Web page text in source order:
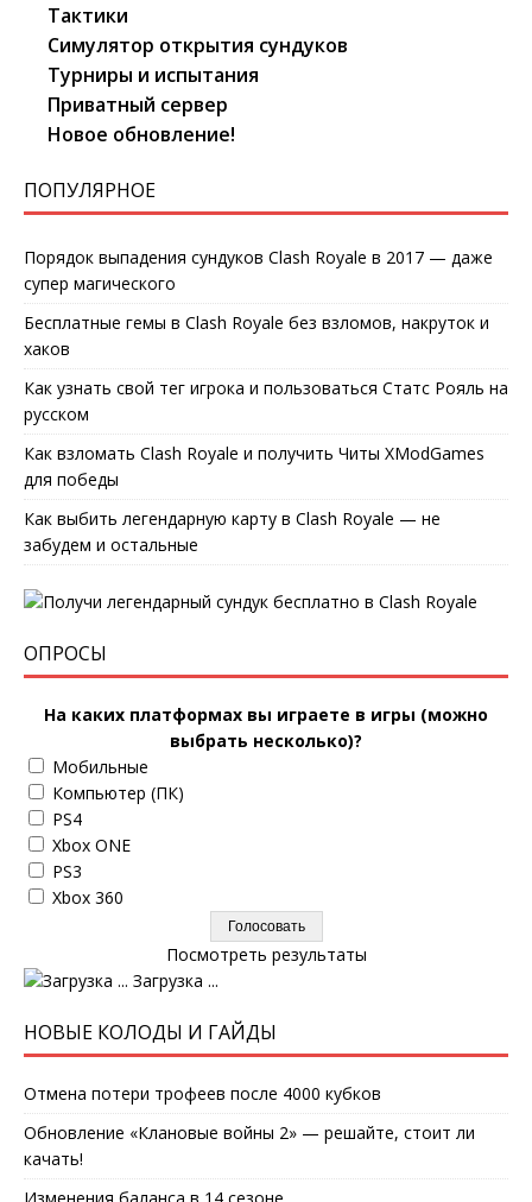
Тактики
Симулятор открытия сундуков
Турниры и испытания
Приватный сервер
Новое обновление!
ПОПУЛЯРНОЕ
Порядок выпадения сундуков Clash Royale в 2017 — даже
супер магического
Бесплатные гемы в Clash Royale без взломов, накруток и
хаков
Как узнать свой тег игрока и пользоваться Статс Рояль на
русском
Как взломать Clash Royale и получить Читы XModGames
для победы
Как выбить легендарную карту в Clash Royale — не
забудем и остальные
ОПРОСЫ
На каких платформах вы играете в игры (можно
выбрать несколько)?
Мобильные
Компьютер (ПК)
PS4
Xbox ONE
PS3
Xbox 360
Посмотреть результаты
Загрузка ...
НОВЫЕ КОЛОДЫ И ГАЙДЫ
Отмена потери трофеев после 4000 кубков
Обновление «Клановые войны 2» — решайте, стоит ли
качать!